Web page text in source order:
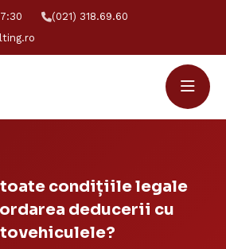
(021) 318.69.60
condițiile legale
deducerii cu